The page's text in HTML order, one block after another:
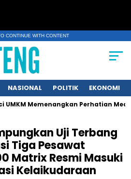
CONTINUE WITH CONTENT
NASIONAL POLITIK EKONOMI
Perhatian Media dan
Uji Terbang
Tiga Pesawat
Matrix Resmi Masuki
Kelaikudaraan